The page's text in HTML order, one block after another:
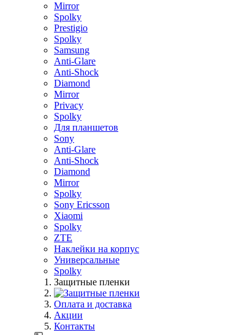
Mirror
Spolky
Prestigio
Spolky
Samsung
Anti-Glare
Anti-Shock
Diamond
Mirror
Privacy
Spolky
Для планшетов
Sony
Anti-Glare
Anti-Shock
Diamond
Mirror
Spolky
Sony Ericsson
Xiaomi
Spolky
ZTE
Наклейки на корпус
Универсальные
Spolky
Защитные пленки
Оплата и доставка
Акции
Контакты